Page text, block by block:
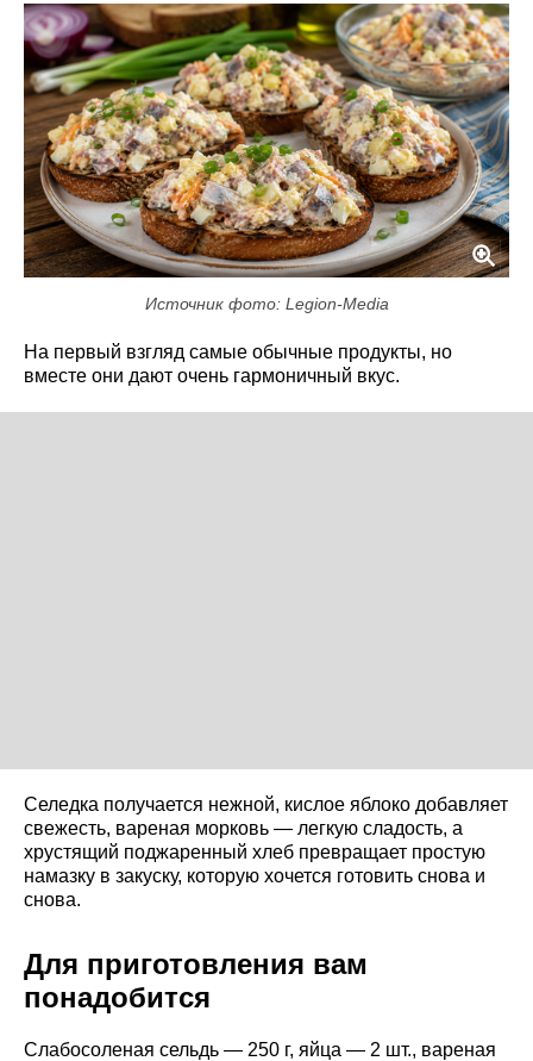
Источник фото: Legion-Media
На первый взгляд самые обычные продукты, но
вместе они дают очень гармоничный вкус.
Селедка получается нежной, кислое яблоко добавляет
свежесть, вареная морковь — легкую сладость, а
хрустящий поджаренный хлеб превращает простую
намазку в закуску, которую хочется готовить снова и
снова.
Для приготовления вам
понадобится
Слабосоленая сельдь — 250 г, яйца — 2 шт., вареная